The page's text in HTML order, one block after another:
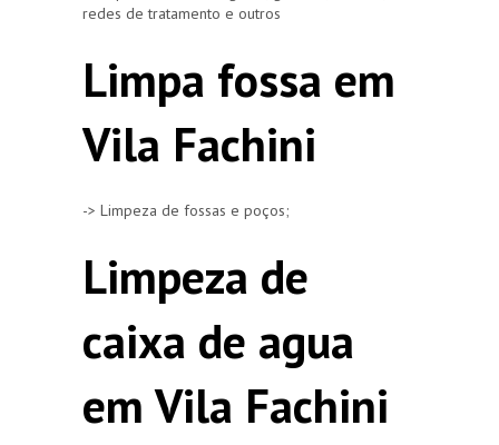
redes de tratamento e outros
Limpa fossa em
Vila Fachini
-> Limpeza de fossas e poços;
Limpeza de
caixa de agua
em Vila Fachini